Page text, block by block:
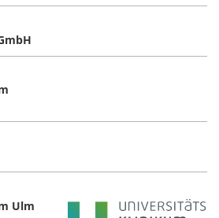
Ulm